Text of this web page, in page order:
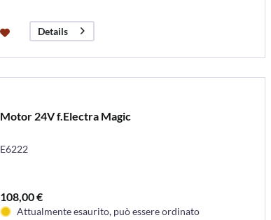
Details
Motor 24V f.Electra Magic
E6222
108,00 €
Attualmente esaurito, può essere ordinato